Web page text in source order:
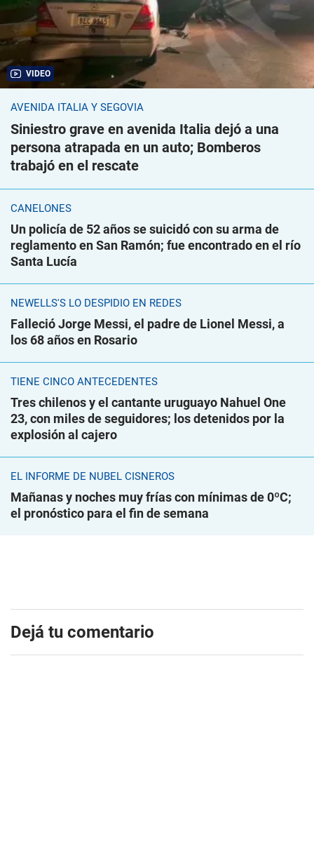
VIDEO
AVENIDA ITALIA Y SEGOVIA
Siniestro grave en avenida Italia dejó a una
persona atrapada en un auto; Bomberos
trabajó en el rescate
CANELONES
Un policía de 52 años se suicidó con su arma de
reglamento en San Ramón; fue encontrado en el río
Santa Lucía
NEWELLS'S LO DESPIDIÓ EN REDES
Falleció Jorge Messi, el padre de Lionel Messi, a
los 68 años en Rosario
TIENE CINCO ANTECEDENTES
Tres chilenos y el cantante uruguayo Nahuel One
23, con miles de seguidores; los detenidos por la
explosión al cajero
EL INFORME DE NUBEL CISNEROS
Mañanas y noches muy frías con mínimas de 0ºC;
el pronóstico para el fin de semana
Dejá tu comentario